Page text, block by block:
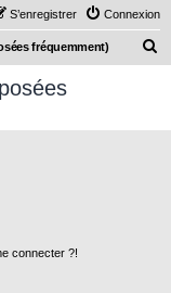
Connexion
S’enregistrer
fréquemment)
connecter ?!